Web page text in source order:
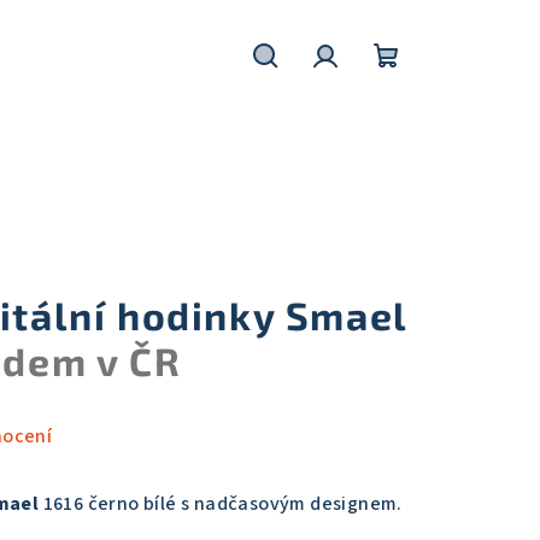
hodinky Smael
v ČR
1616 černo bílé s nadčasovým designem.